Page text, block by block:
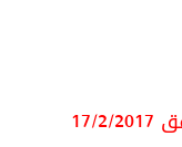
/2017